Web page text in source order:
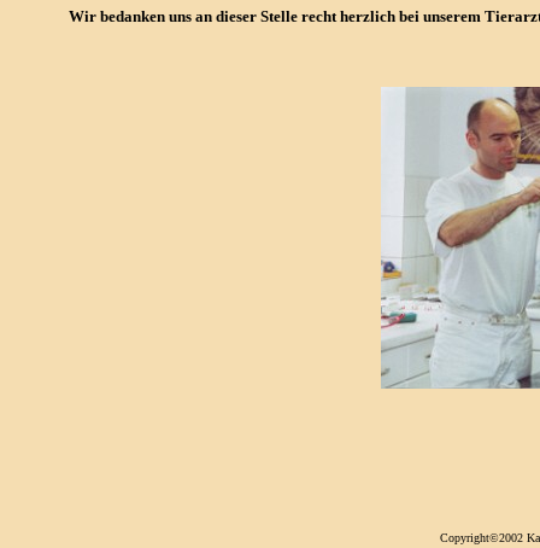
Wir bedanken uns an dieser Stelle recht herzlich bei unserem
Copyright©2002